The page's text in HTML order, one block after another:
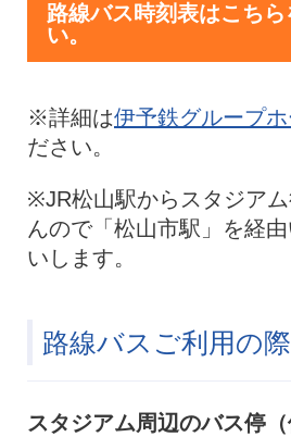
路線バス時刻表はこち
い。
※詳細は伊予鉄グループ
ださい。
※JR松山駅からスタジア
んので「松山市駅」を経
いします。
路線バスご利用の
スタジアム周辺のバス停（